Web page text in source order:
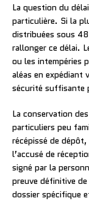
La question du
particulière. Si la
distribuées sous
rallonger ce délai.
ou les intempéries
aléas en expédiant
sécurité suffisante
La conservation
particuliers peu
récépissé de
l’accusé de
signé par la
preuve définitive
dossier spécifique